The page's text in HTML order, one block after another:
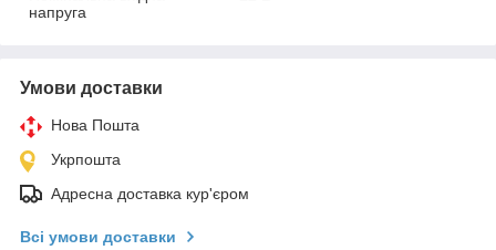
напруга
Умови доставки
Нова Пошта
Укрпошта
Адресна доставка кур'єром
Всі умови доставки